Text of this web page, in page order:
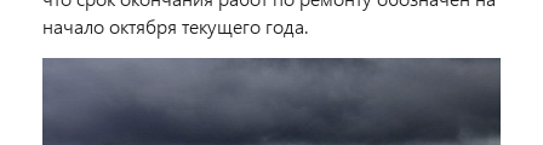
начало октября текущего года.